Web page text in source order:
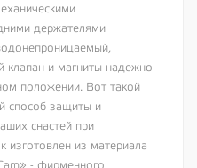
держателями
клапан и магниты надежно
положении. Вот такой
способ защиты и
снастей при
изготовлен из материала